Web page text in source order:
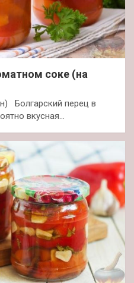
соке (на
Болгарский перец в
вкусная…